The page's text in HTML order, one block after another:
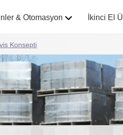
& Otomasyon İkinci El
Konsepti